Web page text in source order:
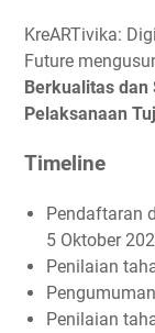
KreARTivika:
Future
Berkualitas dan
Pelaksanaan
Timeline
Pendaftaran
5 Oktober
Penilaian
Penilaian